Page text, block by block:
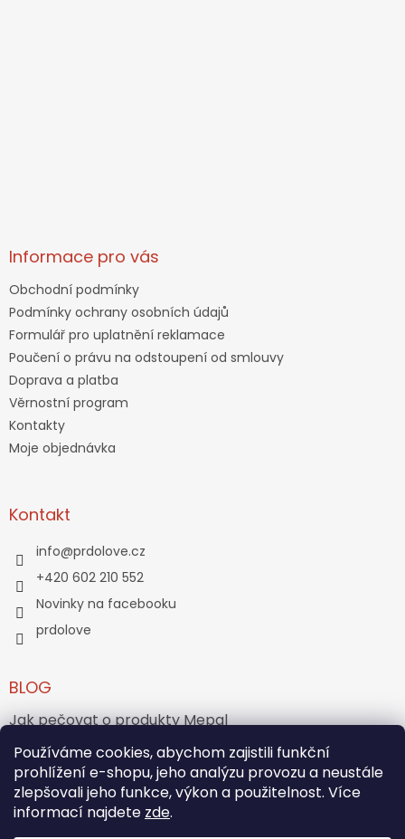
Používáme cookies, abychom zajistili funkční
prohlížení e-shopu, jeho analýzu provozu a neustále
zlepšovali jeho funkce, výkon a použitelnost. Více
informací najdete zde.
Informace pro vás
Obchodní podmínky
Podmínky ochrany osobních údajů
Formulář pro uplatnění reklamace
Poučení o právu na odstoupení od smlouvy
Doprava a platba
Věrnostní program
Kontakty
Moje objednávka
Kontakt
info@prdolove.cz
+420 602 210 552
Novinky na facebooku
prdolove
BLOG
Jak pečovat o produkty Mepal
Jak vznikl medvídek Teddy Bear?
ARCHIV